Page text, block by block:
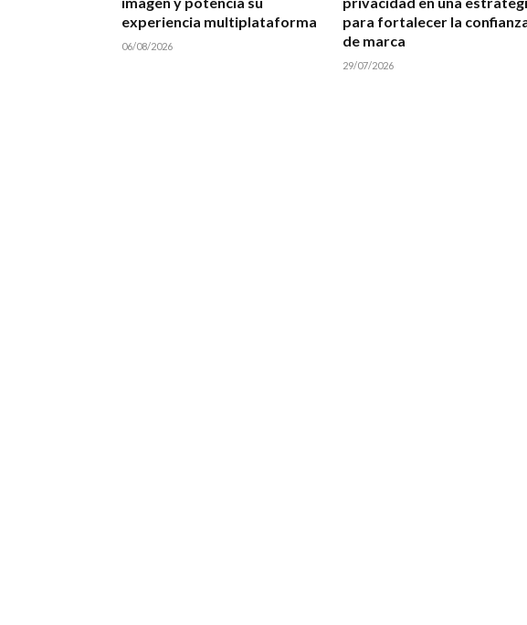
experiencia multiplataforma
06/08/2026
para fortalecer la
de marca
29/07/2026